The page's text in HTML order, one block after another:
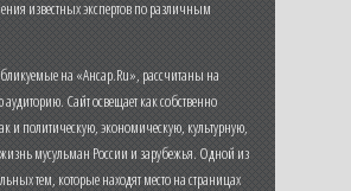
известных экспертов по различным
на «Ансар.Ru», рассчитаны на
Сайт освещает как собственно
и политическую, экономическую, культурную,
мусульман России и зарубежья. Одной из
тем, которые находят место на страницах